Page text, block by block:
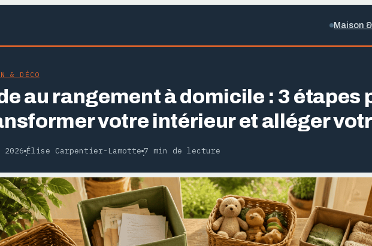
Maison
& DÉCO
au rangement à domicile : 3 étapes
votre intérieur et alléger
2026·Élise Carpentier-Lamotte·7 min de lecture